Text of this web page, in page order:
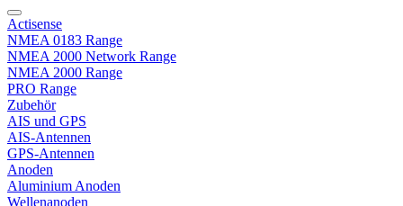
Actisense
NMEA 0183 Range
NMEA 2000 Network Range
NMEA 2000 Range
PRO Range
Zubehör
AIS und GPS
AIS-Antennen
GPS-Antennen
Anoden
Aluminium Anoden
Wellenanoden